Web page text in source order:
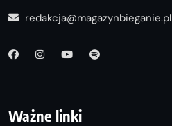
redakcja@magazynbieganie.pl
Ważne linki